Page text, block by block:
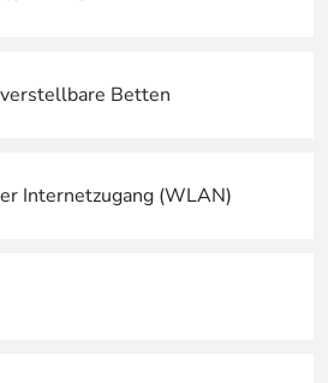
Betten
Internetzugang (WLAN)